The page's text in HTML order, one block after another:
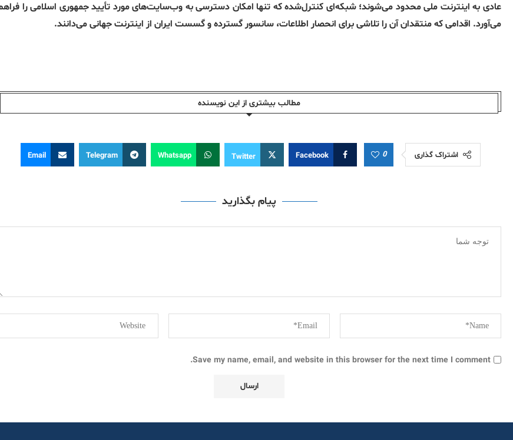
عادی به اینترنت ملی محدود می‌شوند؛ شبکه‌ای کنترل‌شده که تنها امکان دسترسی به وب‌سایت‌های مورد تأیید جمهوری اسلامی را
می‌آورد. اقدامی که منتقدان آن را تلاشی برای انحصار اطلاعات، سانسور گسترده و گسست ایران از اینترنت جهانی می‌دانند.
مطالب بیشتری از این نویسندە
اشتراک گذاری 0
Facebook
Twitter
Whatsapp
Telegram
Email
پیام بگذارید
Save my name, email, and website in this browser for the next time I comment.